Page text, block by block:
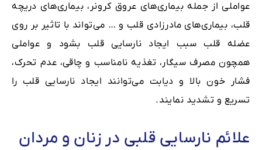
عواملی از جمله بیماری‌های عروق کرونر، بیماری‌های دریچه‌
قلب، بیماری‌های مادرزادی قلب و … می‌تواند با تاثیر بر روی
عضله قلب سبب ایجاد نارسایی قلب بشود و عواملی
همچون مصرف سیگار، تغذیه نامناسب و چاقی، عدم تحرک،
فشار خون بالا و دیابت می‌توانند ایجاد نارسایی قلب را
تسریع و تشدید نمایند.
علائم نارسایی قلبی در زنان و مردان